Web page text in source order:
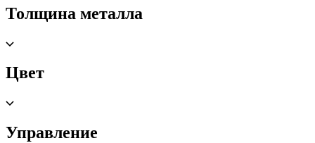
Толщина металла
Цвет
Управление